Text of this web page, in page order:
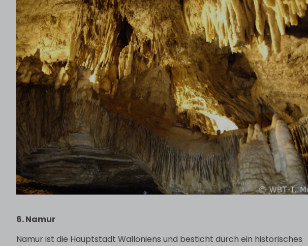
6. Namur
Namur ist die Hauptstadt Walloniens und besticht durch ein historisches